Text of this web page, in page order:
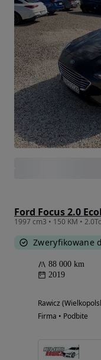
Ford Focus 2.0
1997 cm3 • 150 KM •
Zweryfikowane
88 000 km
2019
Rawicz
Firma • Podbite